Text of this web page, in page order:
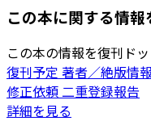
この本に関する情報
この本の情報を復刊ド
復刊予定 著者／絶版情報
修正依頼 二重登録報告
詳細を見る